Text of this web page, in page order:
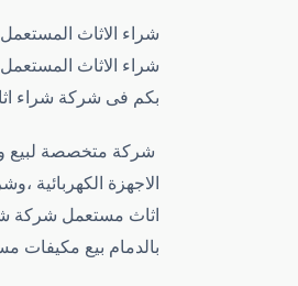
شراء الاثاث
شراء الاثاث
بكم فى شركة شراء
شركة متخصصة لبيع
الاجهزة
اثاث مستعمل شركة
بالدمام بيع مكيفات